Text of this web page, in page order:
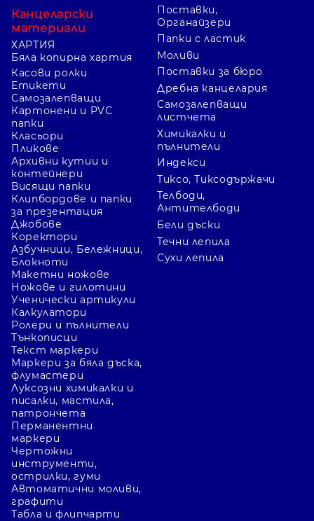
Канцеларски
материали
ХАРТИЯ
Бяла копирна хартия
Касови ролки
Етикети
Самозалепващи
Картонени и PVC
папки
Класьори
Пликове
Архивни кутии и
контейнери
Висящи папки
Клипбордове и папки
за презентация
Джобове
Коректори
Азбучници, Бележници,
Блокноти
Поставки,
Органайзери
Папки с ластик
Моливи
Поставки за бюро
Дребна канцелария
Самозалепващи
листчета
Химикалки и
пълнители
Индекси
Тиксо, Тиксодържачи
Телбоди,
Антителбоди
Бели дъски
Течни лепила
Сухи лепила
Макетни ножове
Ножове и гилотини
Ученически артикули
Калкулатори
Ролери и пълнители
Тънкописци
Текст маркери
Маркери за бяла дъска,
флумастери
Луксозни химикалки и
писалки, мастила,
патрончета
Перманентни
маркери
Чертожни
инструменти,
острилки, гуми
Автоматични моливи,
графити
Табла и флипчарти